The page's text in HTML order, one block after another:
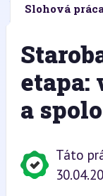
Slohová
a
Táto